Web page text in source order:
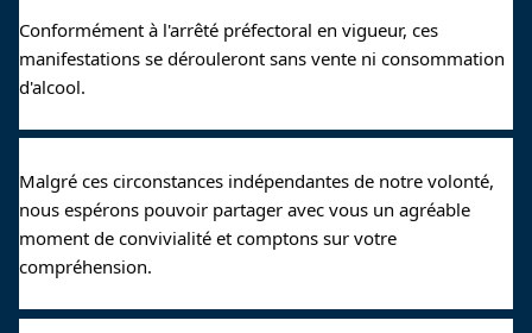
Conformément à l'arrêté préfectoral en vigueur, ces
manifestations se dérouleront sans vente ni consommation
d'alcool.
Malgré ces circonstances indépendantes de notre volonté,
nous espérons pouvoir partager avec vous un agréable
moment de convivialité et comptons sur votre
compréhension.